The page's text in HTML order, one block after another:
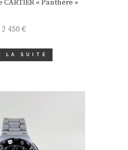
« Panthère »
2 450 €
LA SUITE